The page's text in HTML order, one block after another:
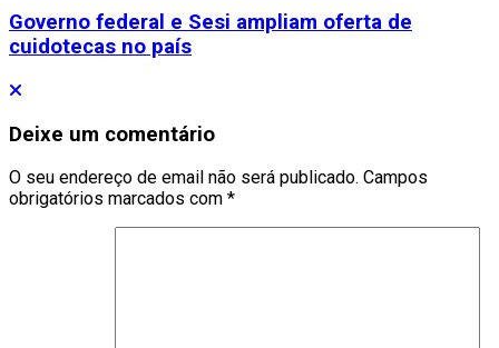
Governo federal e Sesi ampliam oferta de
cuidotecas no país
Deixe um comentário
O seu endereço de email não será publicado. Campos
obrigatórios marcados com *